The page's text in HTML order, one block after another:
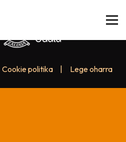
Cookie politika Lege oharra